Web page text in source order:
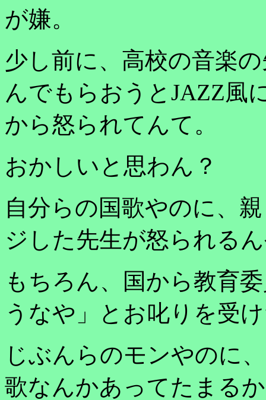
が嫌。
少し前に、高校の音楽
んでもらおうとJAZZ風
から怒られてんて。
おかしいと思わん？
自分らの国歌やのに、
ジした先生が怒られる
もちろん、国から教育
うなや」とお叱りを受
じぶんらのモンやのに
歌なんかあってたまる